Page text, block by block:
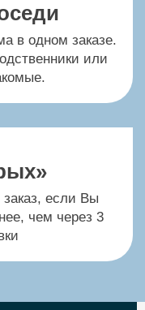
Stretch
CTN
Vision
в одном заказе.
или
заказ, если Вы
чем через 3